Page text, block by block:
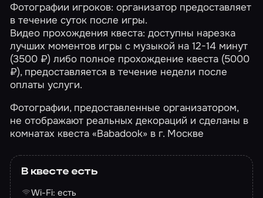
Фотографии игроков: организатор предоставляет
в течение суток после игры.
Видео прохождения квеста: доступны нарезка
лучших моментов игры с музыкой на 12-14 минут
(3500 ₽) либо полное прохождение квеста (5000
₽), предоставляется в течение недели после
оплаты услуги.
Фотографии, предоставленные организатором,
не отображают реальных декораций и сделаны в
комнатах квеста «Babadook» в г. Москве
В квесте есть
Wi-Fi: есть